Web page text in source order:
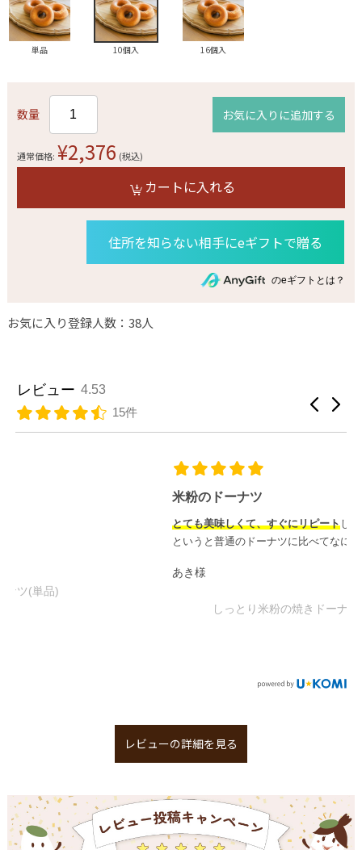
単品 10個入 16個入
数量 お気に入りに追加する
通常価格: ¥2,376 (税込)
カートに入れる
住所を知らない相手にeギフトで贈る
のeギフトとは？
お気に入り登録人数：38人
レビュー 4.53
15件
とても美味しくて、すぐにリピートしました！米粉のドーナツ
というと普通のドーナツに比べてなにか物足りな...もっと見る
しっとり米粉の焼きドーナツ(16個入)
レビューの詳細を見る